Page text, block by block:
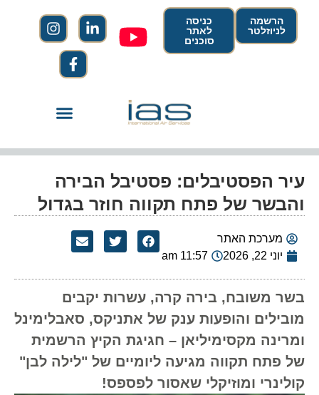
הרשמה
לניוזלטר
כניסה
לאתר
סוכנים
עיר הפסטיבלים: פסטיבל הבירה
והבשר של פתח תקווה חוזר בגדול
מערכת האתר
יוני 22, 2026
11:57 am
בשר משובח, בירה קרה, עשרות יקבים
מובילים והופעות ענק של אתניקס, סאבלימינל
ומרינה מקסימיליאן – חגיגת הקיץ הרשמית
של פתח תקווה מגיעה ליומיים של "לילה לבן"
קולינרי ומוזיקלי שאסור לפספס!